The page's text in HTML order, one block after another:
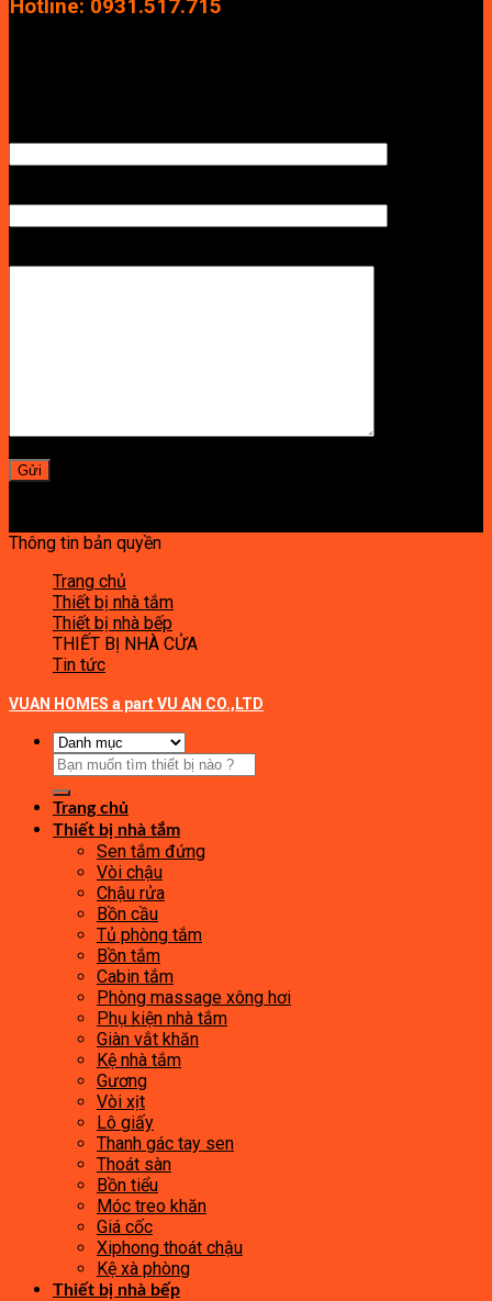
Hotline: 0931.517.715
Thông tin bản quyền
Trang chủ
Thiết bị nhà tắm
Thiết bị nhà bếp
THIẾT BỊ NHÀ CỬA
Tin tức
VUAN HOMES a part VU AN CO.,LTD
Tìm
kiếm:
Trang chủ
Thiết bị nhà tắm
Sen tắm đứng
Vòi chậu
Chậu rửa
Bồn cầu
Tủ phòng tắm
Bồn tắm
Cabin tắm
Phòng massage xông hơi
Phụ kiện nhà tắm
Giàn vắt khăn
Kệ nhà tắm
Gương
Vòi xịt
Lô giấy
Thanh gác tay sen
Thoát sàn
Bồn tiểu
Móc treo khăn
Giá cốc
Xiphong thoát chậu
Kệ xà phòng
Thiết bị nhà bếp